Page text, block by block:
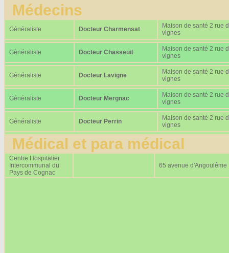
Médecins
Généraliste Docteur Charmensat
Maison de santé 2 rue
vignes
Généraliste Docteur Chasseuil
Maison de santé 2 rue
vignes
Généraliste Docteur Lavigne
Maison de santé 2 rue
vignes
Généraliste Docteur Mergnac
Maison de santé 2 rue
vignes
Généraliste Docteur Perrin
Maison de santé 2 rue
vignes
Médical et para médical
Centre Hospitalier
Intercommunal du
Pays de Cognac
65 avenue d'Angoulême